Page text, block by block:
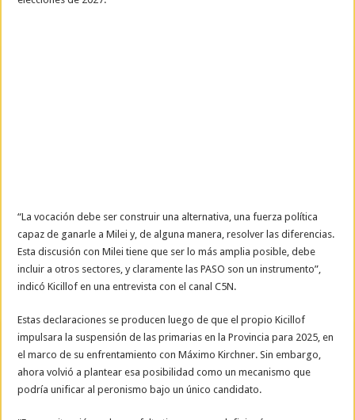
“La vocación debe ser construir una alternativa, una fuerza política
capaz de ganarle a Milei y, de alguna manera, resolver las diferencias.
Esta discusión con Milei tiene que ser lo más amplia posible, debe
incluir a otros sectores, y claramente las PASO son un instrumento”,
indicó Kicillof en una entrevista con el canal C5N.
Estas declaraciones se producen luego de que el propio Kicillof
impulsara la suspensión de las primarias en la Provincia para 2025, en
el marco de su enfrentamiento con Máximo Kirchner. Sin embargo,
ahora volvió a plantear esa posibilidad como un mecanismo que
podría unificar al peronismo bajo un único candidato.